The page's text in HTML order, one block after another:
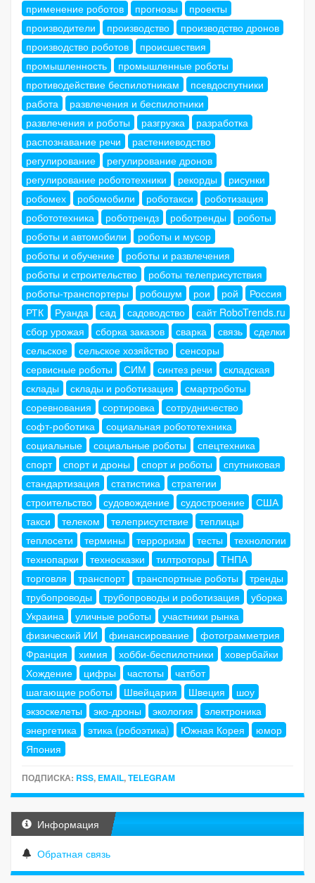
применение роботов
прогнозы
проекты
производители
производство
производство дронов
производство роботов
происшествия
промышленность
промышленные роботы
противодействие беспилотникам
псевдоспутники
работа
развлечения и беспилотники
развлечения и роботы
разгрузка
разработка
распознавание речи
растениеводство
регулирование
регулирование дронов
регулирование робототехники
рекорды
рисунки
робомех
робомобили роботакси
роботизация
робототехника
роботрендз роботренды
роботы
роботы и автомобили
роботы и мусор
роботы и обучение
роботы и развлечения
роботы и строительство
роботы телеприсутствия
роботы-транспортеры
робошум рои рой
Россия
РТК
Руанда сад садоводство
сайт RoboTrends.ru
сбор урожая
сборка заказов сварка связь
сделки
сельское
сельское хозяйство
сенсоры
сервисные роботы
СИМ синтез речи
складская
склады
склады и роботизация
смартроботы
соревнования
сортировка
сотрудничество
софт-роботика
социальная робототехника
социальные
социальные роботы
спецтехника
спорт
спорт и дроны спорт и роботы
спутниковая
стандартизация
статистика
стратегии
строительство
судовождение судостроение
США
такси
телеком телеприсутствие
теплицы
теплосети
термины терроризм тесты
технологии
технопарки
техносказки тилтроторы
ТНПА
торговля
транспорт транспортные роботы
тренды
трубопроводы
трубопроводы и роботизация
уборка
Украина
уличные роботы
участники рынка
физический ИИ
финансирование
фотограмметрия
Франция
химия хобби-беспилотники
ховербайки
Хождение
цифры частоты
чатбот
шагающие роботы
Швейцария Швеция
шоу
экзоскелеты
эко-дроны экология
электроника
энергетика
этика (робоэтика) Южная Корея
юмор
Япония
ПОДПИСКА: RSS, EMAIL,TELEGRAM
Информация
Обратная связь